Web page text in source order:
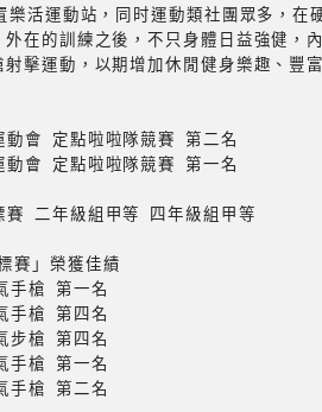
活運動站，同时運動類社團眾多，在
在的訓練之後，不只身體日益強健，
擊運動，以期增加休閒健身樂趣、豐
動會 定點啦啦隊競賽 第二名
動會 定點啦啦隊競賽 第一名
賽 二年級組甲等 四年級組甲等
賽」榮獲佳績
手槍 第一名
手槍 第四名
槍 第四名
手槍 第一名
手槍 第二名